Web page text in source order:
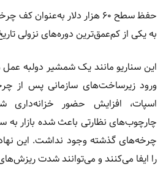
حفظ سطح ۶۰ هزار دلار به‌عنوان
به یکی از کم‌عمق‌ترین دوره‌های نزولی
این سناریو مانند یک شمشیر دولبه عمل
اسپات، افزایش حضور
چارچوب‌های نظارتی باعث شده بازار
چرخه‌های گذشته وجود نداشت. این
را ایفا می‌کنند و می‌توانند شدت